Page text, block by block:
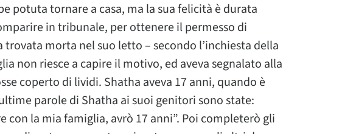
potuta tornare a casa, ma la sua felicità è durata
in tribunale, per ottenere il permesso di
trovata morta nel suo letto – secondo l’inchiesta della
non riesce a capire il motivo, ed aveva segnalato alla
coperto di lividi. Shatha aveva 17 anni, quando è
parole di Shatha ai suoi genitori sono state:
con la mia famiglia, avrò 17 anni”. Poi completerò gli